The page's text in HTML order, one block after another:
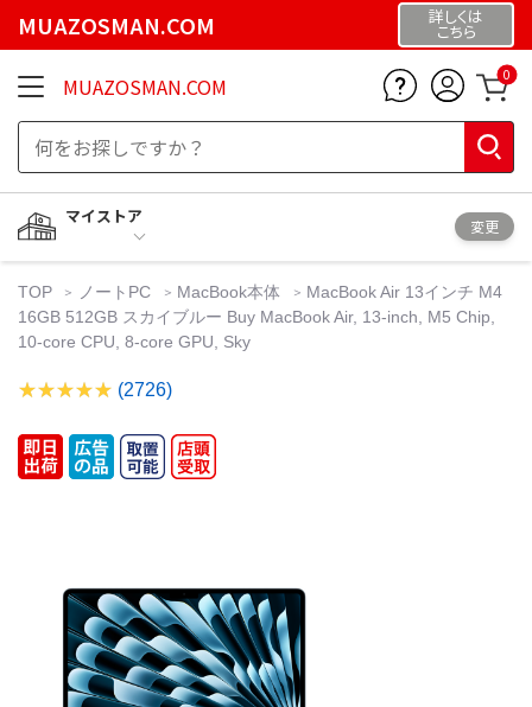
MUAZOSMAN.COM 詳しくは
こちら
MUAZOSMAN.COM 0
マイストア
変更
TOP ノートPC MacBook本体
MacBook Air 13インチ M4
16GB 512GB スカイブルー Buy MacBook Air, 13-inch, M5 Chip,
10-core CPU, 8-core GPU, Sky
(2726)